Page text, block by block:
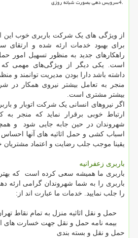
4.سرویس دهی بصورت شبانه روزی
از ویژگی های یک شرکت باربری خوب این
برای بهبود خدمات ارئه شده و ارتقای
راهکارهای جدید به منظور تسهیل امور
است. یکی دیگر از ویژگی‌های مهمی که
داشته باشد دارا بودن مدیریت توانمند و
منجر به تعامل بیشتر نیروی همکار در
بیشتر مشتری است.
اگر نیروهای انسانی یک شرکت اتوبار و
ارتباط خوبی برقرار نماید که منجر
شهروندان در حین جابه جایی شود و
اسباب کشی و حمل اثاثیه های آنها احساس
یقینا موجب جلب رضایت و اعتماد مشتریان
باربری زعفرانیه
باربری ما همیشه سعی کرده است که
باربری را به شما شهروندان گرامی ارئه
را جلب نمایید. خدمات ما عبارت اند از :
حمل و نقل اثاثیه منزل به تمام نقاط
بیمه نامه حمل و نقل جهت خسارت های
حمل و نقل و بسته بندی